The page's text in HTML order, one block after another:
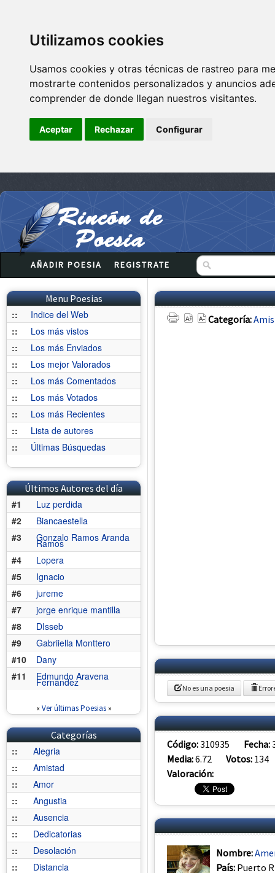
Utilizamos cookies
Usamos cookies y otras técnicas de rastreo para
mostrarte contenidos personalizados y anuncios
comprender de donde llegan nuestros visitantes.
Aceptar Rechazar Configurar
AÑADIR POESIA REGISTRATE
Menu Poesias
::
Indice del Web
::
Los más vistos
::
Los más Enviados
::
Los mejor Valorados
::
Los más Comentados
::
Los más Votados
::
Los más Recientes
::
Lista de autores
::
Últimas Búsquedas
Últimos Autores del día
#1
Luz perdida
#2
Biancaestella
#3
Gonzalo Ramos Aranda
Ramos
#4
Lopera
#5
Ignacio
#6
jureme
#7
jorge enrique mantilla
#8
DIsseb
#9
Gabriiella Monttero
#10
Dany
#11
Edmundo Aravena
Fernández
« Ver últimas Poesias»
Categorías
::
Alegria
::
Amistad
::
Amor
::
Angustia
::
Ausencia
::
Dedicatorias
::
Desolación
::
Distancia
Categoría:
No es una poesia
Código:310935 Fecha:
Media:6.72 Votos: 134
Valoración:
Nombre:
País: Puerto